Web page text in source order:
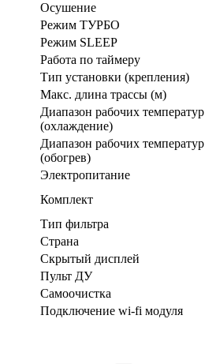
Осушение
Режим ТУРБО
Режим SLEEP
Работа по таймеру
Тип установки (крепления)
Макс. длина трассы (м)
Диапазон рабочих температур
(охлаждение)
Диапазон рабочих температур
(обогрев)
Электропитание
Комплект
Тип фильтра
Страна
Скрытый дисплей
Пульт ДУ
Самоочистка
Подключение wi-fi модуля